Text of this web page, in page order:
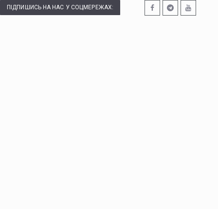
ПІДПИШИСЬ НА НАС У СОЦМЕРЕЖАХ: